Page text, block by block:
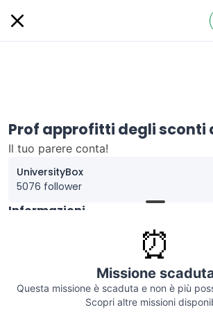
Prof approfitti degli sconti
Il tuo parere conta!
UniversityBox
5076 follower
Informazioni
📚 Sei un docente? Stiamo
sull’uso degli sconti dedicati alla tua
💬 Dicci se li conosci, li usi e cosa ne
pochi minuti per contribuire a
community!
⏰
Missione
Questa missione è scaduta e non è più
Scopri altre missioni